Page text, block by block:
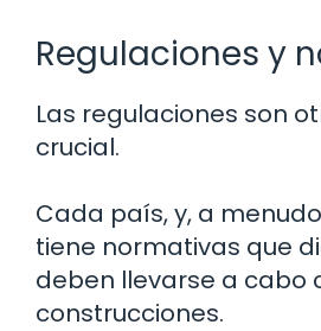
Regulaciones y
Las regulaciones son
crucial.
Cada país, y, a
tiene normativas que
deben llevarse a cabo
construcciones.